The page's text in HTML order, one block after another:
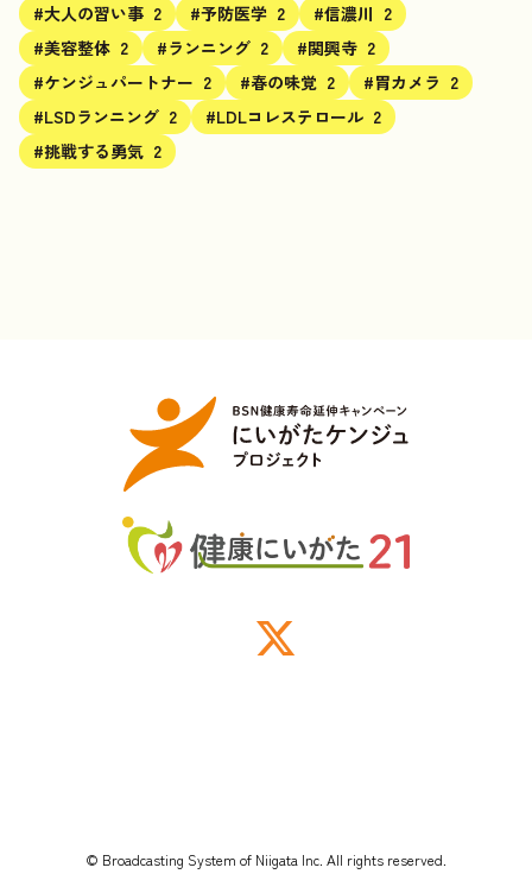
#大人の習い事 2 #予防医学 2 #信濃川 2
#美容整体 2 #ランニング 2 #関興寺 2
#ケンジュパートナー 2 #春の味覚 2 #胃カメラ 2
#LSDランニング 2 #LDLコレステロール 2
#挑戦する勇気 2
© Broadcasting System of Niigata Inc. All rights reserved.